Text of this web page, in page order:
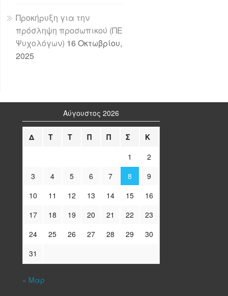
Προκήρυξη για την
πρόσληψη προσωπικού (ΠΕ
Ψυχολόγων) 16 Οκτωβρίου,
2025
Αύγουστος 2026
Δ Τ Τ Π Π Σ
Κ
1
2
3
4 5 6 7 8
9
10
11 12 13 14 15
16
17
18 19 20 21 22
23
24
25 26 27 28 29
30
31
« Μαρ